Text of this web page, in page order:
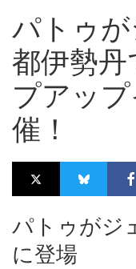
パトゥ
都伊勢丹
プアッ
催！
パトゥがジ
に登場